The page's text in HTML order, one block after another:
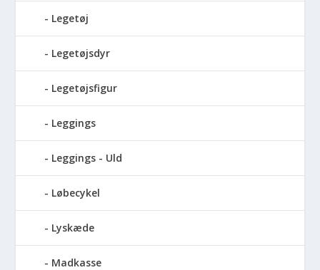
Legetøj
Legetøjsdyr
Legetøjsfigur
Leggings
Leggings - Uld
Løbecykel
Lyskæde
Madkasse